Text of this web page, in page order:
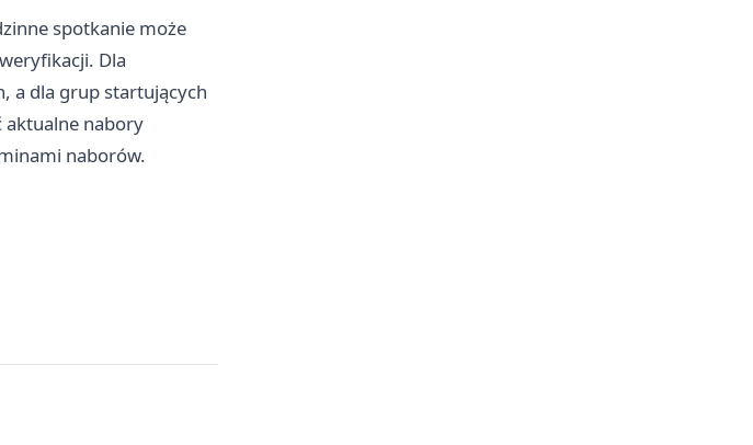
spotkanie może
Dla
a dla grup startujących
aktualne nabory
naborów.